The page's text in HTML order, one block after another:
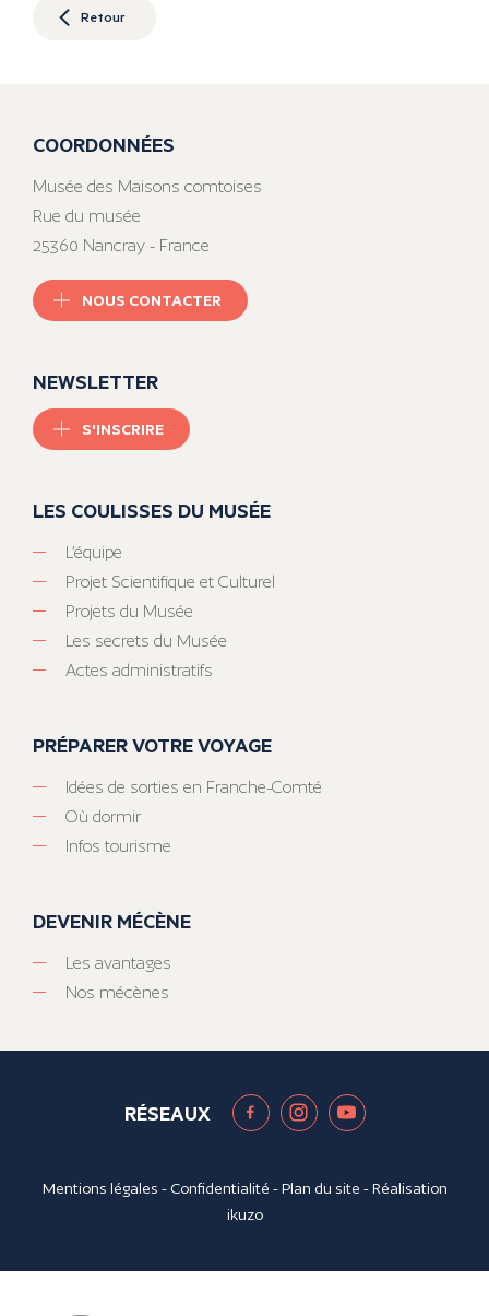
Retour
COORDONNÉES
Musée des Maisons comtoises
Rue du musée
25360 Nancray - France
NOUS CONTACTER
NEWSLETTER
S'INSCRIRE
LES COULISSES DU MUSÉE
L’équipe
Projet Scientifique et Culturel
Projets du Musée
Les secrets du Musée
Actes administratifs
PRÉPARER VOTRE VOYAGE
Idées de sorties en Franche-Comté
Où dormir
Infos tourisme
DEVENIR MÉCÈNE
Les avantages
Nos mécènes
RÉSEAUX
Mentions légales - Confidentialité -Plan du site - Réalisation
ikuzo